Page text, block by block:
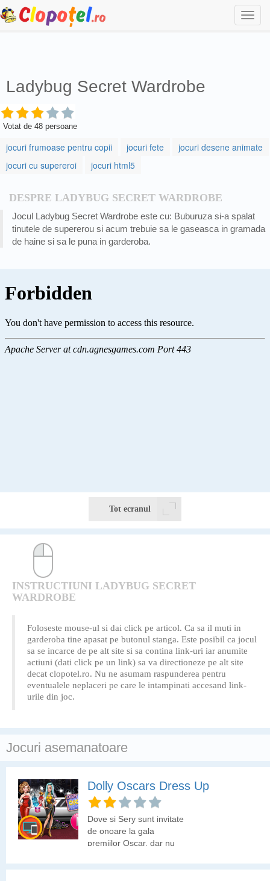
Ladybug Secret Wardrobe
Votat de 48 persoane
jocuri frumoase pentru copii jocuri fete
jocuri desene animate
jocuri cu supereroi
jocuri html5
DESPRE LADYBUG SECRET WARDROBE
Jocul Ladybug Secret Wardrobe este cu: Buburuza si-a spalat
tinutele de supererou si acum trebuie sa le gaseasca in gramada
de haine si sa le puna in garderoba.
Tot ecranul
INSTRUCTIUNI LADYBUG SECRET
WARDROBE
Foloseste mouse-ul si dai click pe articol. Ca sa il muti in
garderoba tine apasat pe butonul stanga. Este posibil ca jocul
sa se incarce de pe alt site si sa contina link-uri iar anumite
actiuni (dati click pe un link) sa va directioneze pe alt site
decat clopotel.ro. Nu ne asumam raspunderea pentru
eventualele neplaceri pe care le intampinati accesand link-
urile din joc.
Jocuri asemanatoare
Dolly Oscars Dress Up
Dove si Sery sunt invitate
de onoare la gala
premiilor Oscar, dar nu